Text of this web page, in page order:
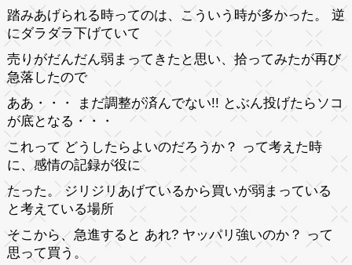
踏みあげられる時ってのは、こういう時が多かった。 逆
にダラダラ下げていて
売りがだんだん弱まってきたと思い、拾ってみたが再び
急落したので
ああ・・・ まだ調整が済んでない!! とぶん投げたらソコ
が底となる・・・
これって どうしたらよいのだろうか？ って考えた時
に、感情の記録が役に
たった。 ジリジリあげているから買いが弱まっている
と考えている場所
そこから、急進すると あれ? ヤッパリ強いのか？ って
思って買う。